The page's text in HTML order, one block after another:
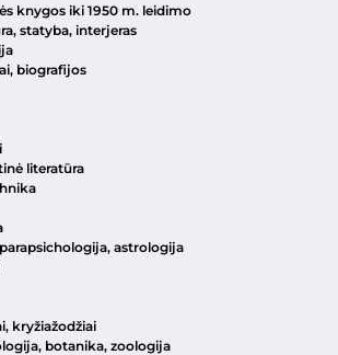
knygos iki 1950 m. leidimo
statyba, interjeras
biografijos
literatūra
astrologija
kryžiažodžiai
botanika, zoologija